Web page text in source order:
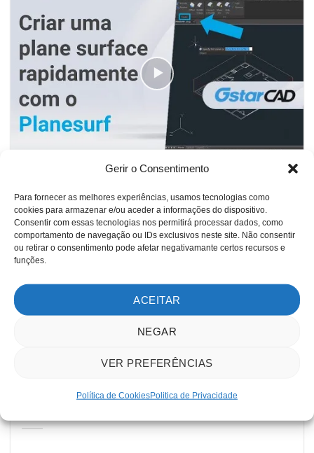
Gerir o Consentimento
Para fornecer as melhores experiências, usamos tecnologias como
cookies para armazenar e/ou aceder a informações do dispositivo.
Consentir com essas tecnologias nos permitirá processar dados, como
comportamento de navegação ou IDs exclusivos neste site. Não consentir
ou retirar o consentimento pode afetar negativamante certos recursos e
funções.
ACEITAR
NEGAR
VER PREFERÊNCIAS
Política de CookiesPolitica de Privacidade
Criar uma plane surface rapidamente com o Planesurf